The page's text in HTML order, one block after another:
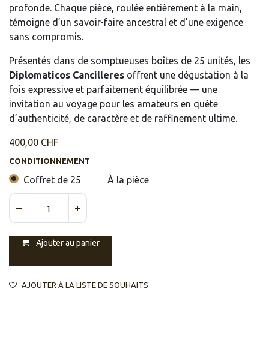
profonde. Chaque pièce, roulée entièrement à la main,
témoigne d’un savoir-faire ancestral et d’une exigence
sans compromis.
Présentés dans de somptueuses boîtes de 25 unités, les
Diplomaticos Cancilleres offrent une dégustation à la
fois expressive et parfaitement équilibrée — une
invitation au voyage pour les amateurs en quête
d’authenticité, de caractère et de raffinement ultime.
400,00 CHF
CONDITIONNEMENT
Coffret de 25 À la pièce
Ajouter au panier
AJOUTER À LA LISTE DE SOUHAITS